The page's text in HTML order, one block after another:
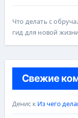
Что делать с
гид для новой
Свежие
Дениск Из чего